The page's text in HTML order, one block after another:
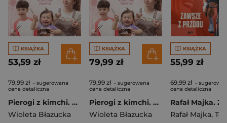
KSIĄŻKA
53,59 zł
79,99 zł - sugerowana
cena detaliczna
Pierogi z kimchi. Moje ulubione azjatyckie przepisy
Wioleta Błazucka
KSIĄŻKA
79,99 zł
79,99 zł - sugerowana
cena detaliczna
Pierogi z kimchi. Moje ulubione azjatyckie przepisy - książka z autografem
Wioleta Błazucka
KSIĄŻKA
55,99 zł
69,99 zł -
cena detaliczna
Rafał Majka,